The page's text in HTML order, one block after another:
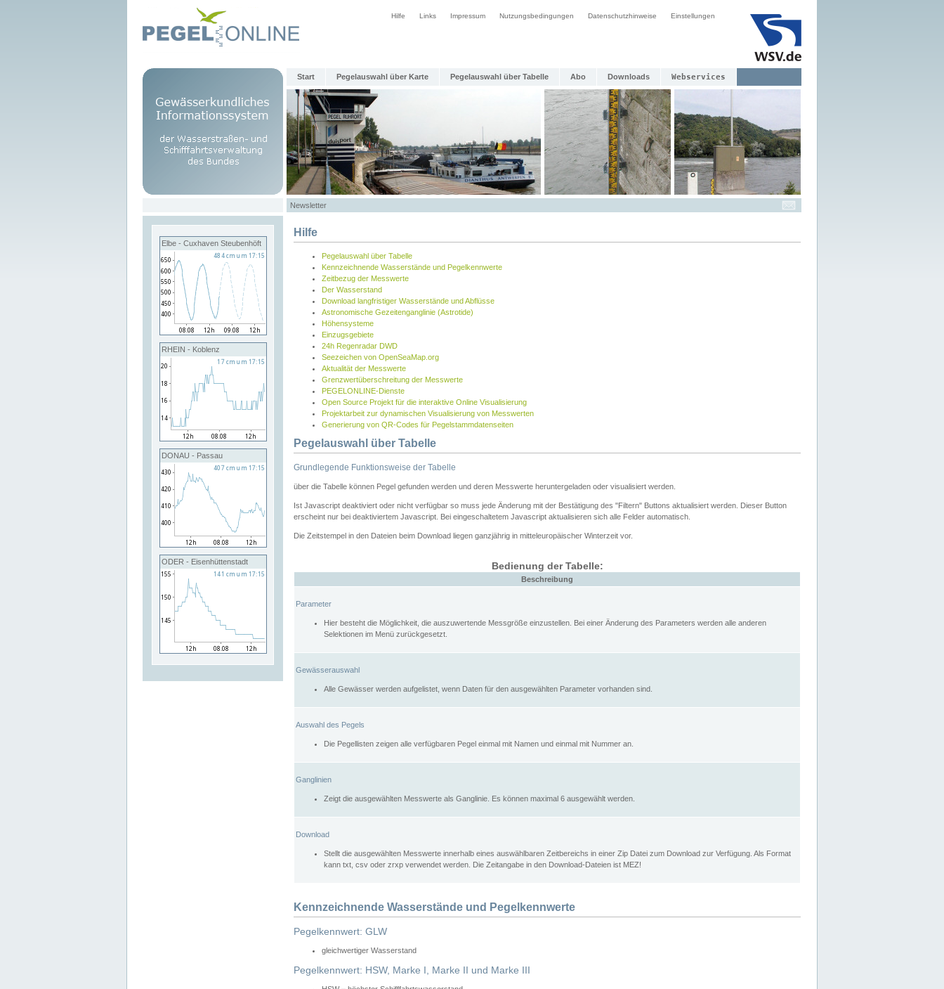
Hilfe Links Impressum Nutzungsbedingungen Datenschutzhinweise Einstellungen
Start Pegelauswahl über Karte Pegelauswahl über Tabelle Abo Downloads Webservices
Newsletter
Elbe - Cuxhaven Steubenhöft
RHEIN - Koblenz
DONAU - Passau
ODER - Eisenhüttenstadt
Hilfe
Pegelauswahl über Tabelle
Kennzeichnende Wasserstände und Pegelkennwerte
Zeitbezug der Messwerte
Der Wasserstand
Download langfristiger Wasserstände und Abflüsse
Astronomische Gezeitenganglinie (Astrotide)
Höhensysteme
Einzugsgebiete
24h Regenradar DWD
Seezeichen von OpenSeaMap.org
Aktualität der Messwerte
Grenzwertüberschreitung der Messwerte
PEGELONLINE-Dienste
Open Source Projekt für die interaktive Online Visualisierung
Projektarbeit zur dynamischen Visualisierung von Messwerten
Generierung von QR-Codes für Pegelstammdatenseiten
Pegelauswahl über Tabelle
Grundlegende Funktionsweise der Tabelle
über die Tabelle können Pegel gefunden werden und deren Messwerte heruntergeladen oder visualisiert werden.
Ist Javascript deaktiviert oder nicht verfügbar so muss jede Änderung mit der Bestätigung des "Filtern" Buttons aktualisiert werden. Dieser Button
erscheint nur bei deaktiviertem Javascript. Bei eingeschaltetem Javascript aktualisieren sich alle Felder automatisch.
Die Zeitstempel in den Dateien beim Download liegen ganzjährig in mitteleuropäischer Winterzeit vor.
Bedienung der Tabelle:
Beschreibung
Parameter
Hier besteht die Möglichkeit, die auszuwertende Messgröße einzustellen. Bei einer Änderung des Parameters werden alle anderen
Selektionen im Menü zurückgesetzt.
Gewässerauswahl
Alle Gewässer werden aufgelistet, wenn Daten für den ausgewählten Parameter vorhanden sind.
Auswahl des Pegels
Die Pegellisten zeigen alle verfügbaren Pegel einmal mit Namen und einmal mit Nummer an.
Ganglinien
Zeigt die ausgewählten Messwerte als Ganglinie. Es können maximal 6 ausgewählt werden.
Download
Stellt die ausgewählten Messwerte innerhalb eines auswählbaren Zeitbereichs in einer Zip Datei zum Download zur Verfügung. Als Format
kann txt, csv oder zrxp verwendet werden. Die Zeitangabe in den Download-Dateien ist MEZ!
Kennzeichnende Wasserstände und Pegelkennwerte
Pegelkennwert: GLW
gleichwertiger Wasserstand
Pegelkennwert: HSW, Marke I, Marke II und Marke III